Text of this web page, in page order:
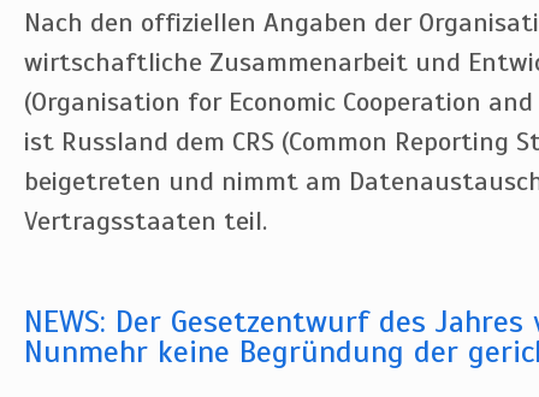
Nach den offiziellen Angaben der
wirtschaftliche Zusammenarbeit und
(Organisation for Economic Cooperation and
ist Russland dem CRS (Common Reporting
beigetreten und nimmt am
Vertragsstaaten teil.
NEWS: Der Gesetzentwurf des
Nunmehr keine Begründung der